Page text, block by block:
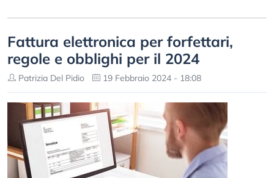
Fattura elettronica per forfettari,
regole e obblighi per il 2024
Patrizia Del Pidio 19 Febbraio 2024 - 18:08